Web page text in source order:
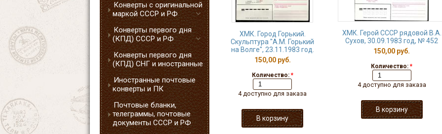
Конверты с оригинальной
маркой СССР и РФ
Конверты первого дня
(КПД) СССР и РФ
Конверты первого дня
(КПД) СНГ и иностранные
Иностранные почтовые
конверты и ПК
Почтовые бланки,
телеграммы, почтовые
документы СССР и РФ
ХМК. Город Горький.
Скульптура "А.М. Горький
на Волге", 23.11.1983 год.
150,00 руб.
Количество: *
4 доступно для заказа
ХМК. Герой СССР рядовой В.А.
Сухов, 30.09.1983 год, № 452
150,00 руб.
Количество: *
4 доступно для заказа